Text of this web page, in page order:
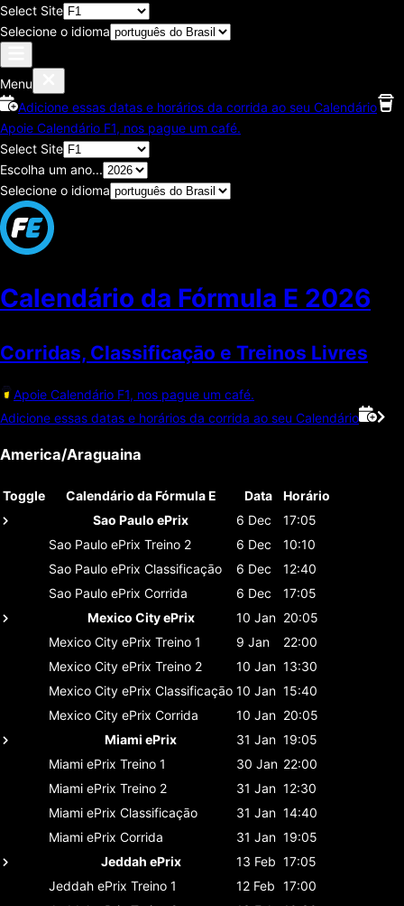
Select Site
Selecione o idioma
Menu
Adicione essas datas e horários da corrida ao seu Calendário
Apoie Calendário F1, nos pague um café.
Select Site
Escolha um ano...
Selecione o idioma
Calendário da Fórmula E 2026
Corridas, Classificaçāo e Treinos Livres
Apoie Calendário F1, nos pague um café.
Adicione essas datas e horários da corrida ao seu Calendário
America/Araguaina
Toggle Calendário da Fórmula E Data
Horário
Sao Paulo ePrix
6 Dec
17:05
Sao Paulo ePrix Treino 2 6 Dec
10:10
Sao Paulo ePrix Classificaçāo 6 Dec
12:40
Sao Paulo ePrix Corrida 6 Dec
17:05
Mexico City ePrix
10 Jan 20:05
Mexico City ePrix Treino 1 9 Jan
22:00
Mexico City ePrix Treino 2 10 Jan 13:30
Mexico City ePrix Classificaçāo 10 Jan 15:40
Mexico City ePrix Corrida 10 Jan 20:05
Miami ePrix
31 Jan 19:05
Miami ePrix Treino 1 30 Jan 22:00
Miami ePrix Treino 2 31 Jan 12:30
Miami ePrix Classificaçāo 31 Jan 14:40
Miami ePrix Corrida 31 Jan 19:05
Jeddah ePrix
13 Feb 17:05
Jeddah ePrix Treino 1 12 Feb 17:00